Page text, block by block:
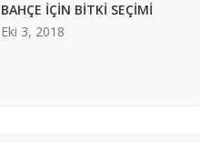
BAHÇE İÇİN BİTKİ SEÇİMİ
Eki 3, 2018